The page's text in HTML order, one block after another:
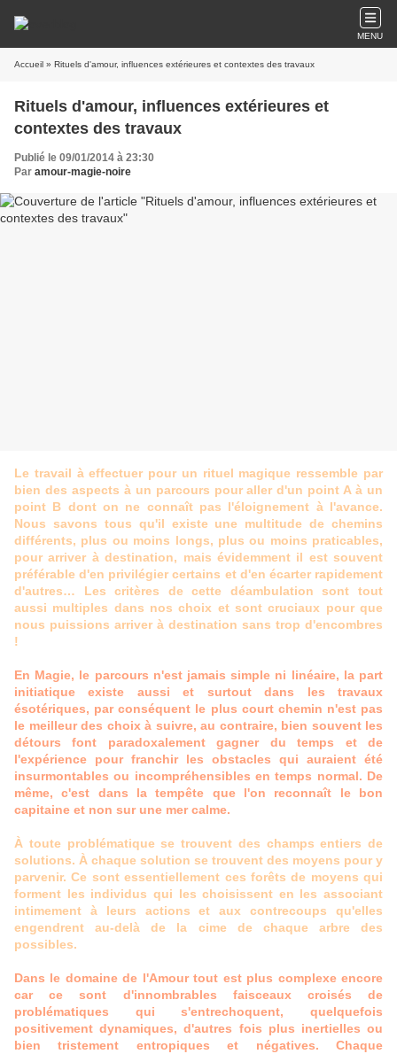
MENU
Accueil » Rituels d'amour, influences extérieures et contextes des travaux
Rituels d'amour, influences extérieures et
contextes des travaux
Publié le 09/01/2014 à 23:30
Par amour-magie-noire
Le travail à effectuer pour un rituel magique ressemble par
bien des aspects à un parcours pour aller d'un point A à un
point B dont on ne connaît pas l'éloignement à l'avance.
Nous savons tous qu'il existe une multitude de chemins
différents, plus ou moins longs, plus ou moins praticables,
pour arriver à destination, mais évidemment il est souvent
préférable d'en privilégier certains et d'en écarter rapidement
d'autres… Les critères de cette déambulation sont tout
aussi multiples dans nos choix et sont cruciaux pour que
nous puissions arriver à destination sans trop d'encombres
!
En Magie, le parcours n'est jamais simple ni linéaire, la part
initiatique existe aussi et surtout dans les travaux
ésotériques, par conséquent le plus court chemin n'est pas
le meilleur des choix à suivre, au contraire, bien souvent les
détours font paradoxalement gagner du temps et de
l'expérience pour franchir les obstacles qui auraient été
insurmontables ou incompréhensibles en temps normal. De
même, c'est dans la tempête que l'on reconnaît le bon
capitaine et non sur une mer calme.
À toute problématique se trouvent des champs entiers de
solutions. À chaque solution se trouvent des moyens pour y
parvenir. Ce sont essentiellement ces forêts de moyens qui
forment les individus qui les choisissent en les associant
intimement à leurs actions et aux contrecoups qu'elles
engendrent au-delà de la cime de chaque arbre des
possibles.
Dans le domaine de l'Amour tout est plus complexe encore
car ce sont d'innombrables faisceaux croisés de
problématiques qui s'entrechoquent, quelquefois
positivement dynamiques, d'autres fois plus inertielles ou
bien tristement entropiques et négatives. Chaque